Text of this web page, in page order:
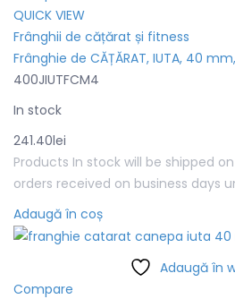
QUICK VIEW
Frânghii de cățărat și fitness
Frânghie de CĂȚĂRAT, IUTA, 40
400JIUTFCM4
In stock
241.40lei
Products In stock will be shipped
orders received on business days
Adaugă în coș
Adaugă în
Compare